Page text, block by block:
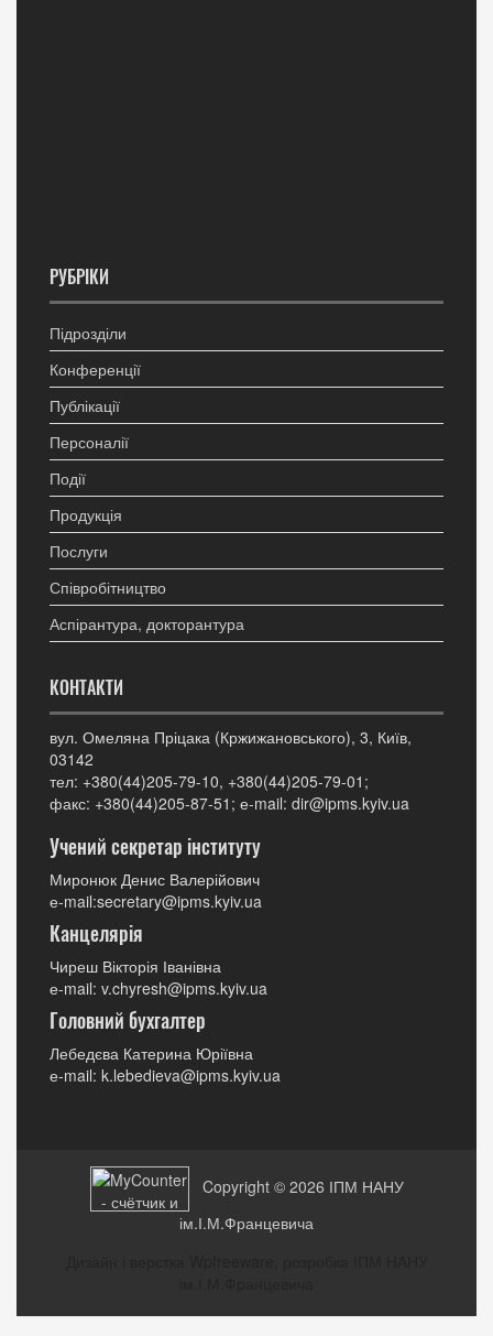
РУБРІКИ
Підрозділи
Конференції
Публікації
Персоналії
Події
Продукція
Послуги
Співробітництво
Аспірантура, докторантура
КОНТАКТИ
вул. Омеляна Пріцака (Кржижановського), 3, Київ,
03142
тел: +380(44)205-79-10, +380(44)205-79-01;
факс: +380(44)205-87-51; е-mail: dir@ipms.kyiv.ua
Учений секретар інституту
Миронюк Денис Валерійович
е-mail:secretary@ipms.kyiv.ua
Канцелярія
Чиреш Вікторія Іванівна
е-mail: v.chyresh@ipms.kyiv.ua
Головний бухгалтер
Лебедєва Катерина Юріївна
е-mail: k.lebedieva@ipms.kyiv.ua
Copyright © 2026 ІПМ НАНУ
ім.І.М.Францевича